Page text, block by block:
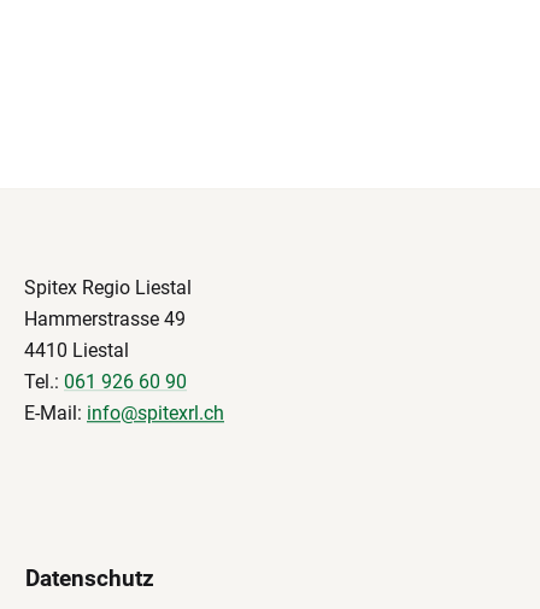
Spitex Regio Liestal
Hammerstrasse 49
4410 Liestal
Tel.: 061 926 60 90
E-Mail: info@spitexrl.ch
Datenschutz